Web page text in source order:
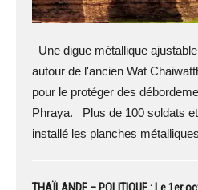
Une digue métallique
autour de l'ancien Wat
pour le protéger des
Phraya. Plus de 100 soldats
installé les planches